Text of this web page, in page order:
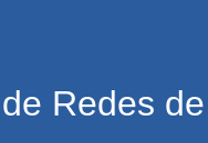
Redes